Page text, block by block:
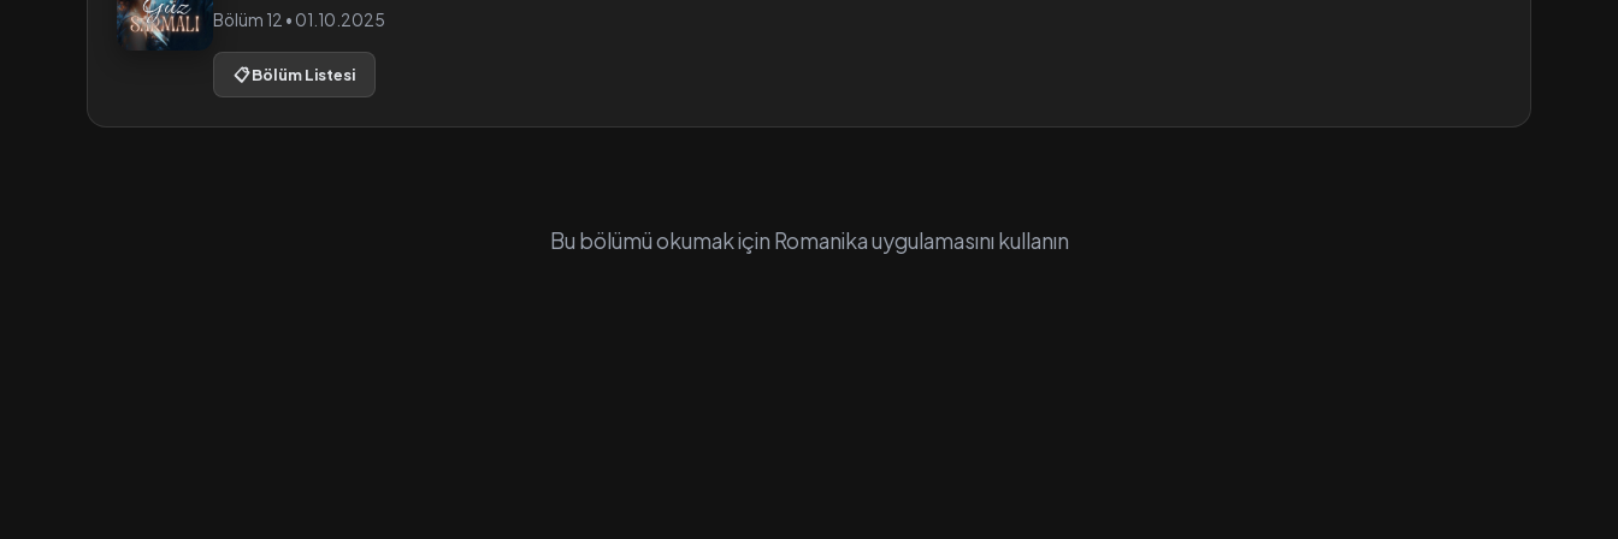
Bölüm 12 • 01.10.2025
📋 Bölüm Listesi
Bu bölümü okumak için Romanika uygulamasını kullanın